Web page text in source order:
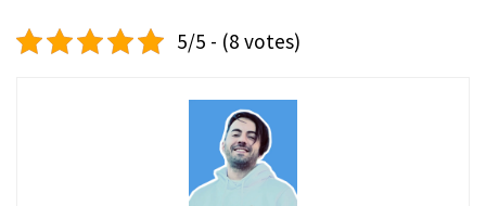
5/5 - (8 votes)